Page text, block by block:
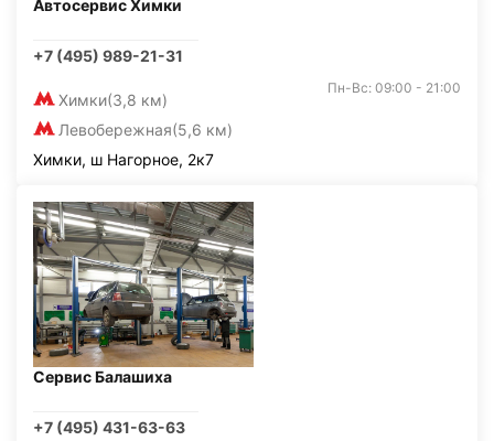
Автосервис Химки
+7 (495) 989-21-31
Химки(3,8 км)
Левобережная(5,6 км)
Пн-Вс: 09:00 - 21:00
Химки, ш Нагорное, 2к7
Сервис Балашиха
+7 (495) 431-63-63